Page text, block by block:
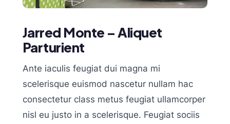
Jarred Monte – Aliquet
Parturient
Ante iaculis feugiat dui magna mi
scelerisque euismod nascetur nullam hac
consectetur class metus feugiat ullamcorper
nisl eu justo in a scelerisque. Feugiat sociis